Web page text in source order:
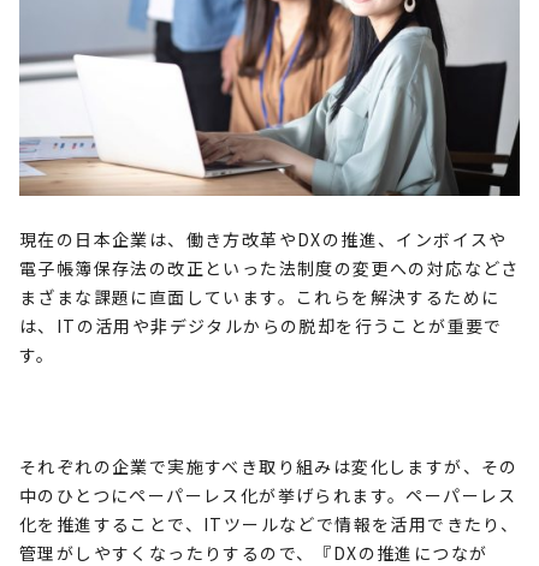
現在の日本企業は、働き方改革やDXの推進、インボイスや
電子帳簿保存法の改正といった法制度の変更への対応などさ
まざまな課題に直面しています。これらを解決するために
は、 IT の活用や非デジタルからの脱却を行うことが重要で
す。
それぞれの企業で実施すべき取り組みは変化しますが、その
中のひとつにペーパーレス化が挙げられます。ペーパーレス
化を推進することで、 IT ツールなどで情報を活用できたり、
管理がしやすくなったりするので、『DXの推進につなが